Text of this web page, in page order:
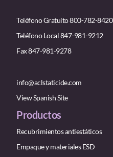
Teléfono Gratuito 800-782-8420
Teléfono Local 847-981-9212
Fax 847-981-9278
info@aclstaticide.com
View Spanish Site
Productos
Recubrimientos antiestáticos
Empaque y materiales ESD